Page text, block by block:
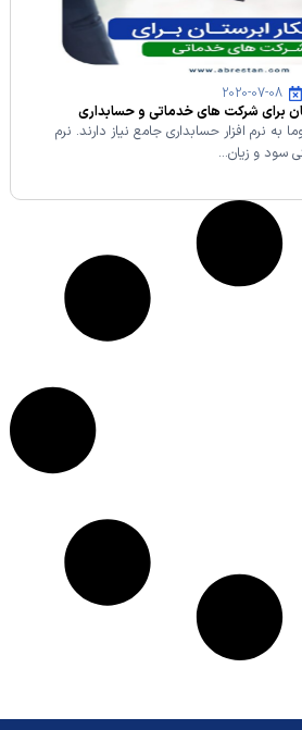
2020-07-08
برای شرکت های خدماتی و حسابداری
نرم افزار حسابداری جامع نیاز دارند. نرم
سود و زیان...